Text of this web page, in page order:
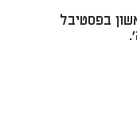
בפסטיבל